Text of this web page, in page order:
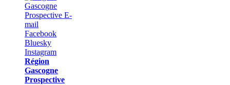
Région
Gascogne
Prospective